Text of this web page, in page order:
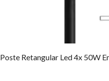
Poste Retangular Led 4x 50W